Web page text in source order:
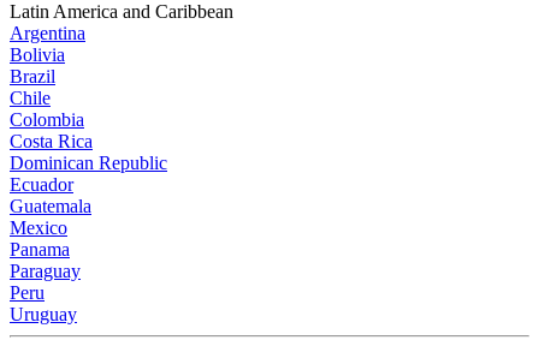
Latin America and Caribbean
Argentina
Bolivia
Brazil
Chile
Colombia
Costa Rica
Dominican Republic
Ecuador
Guatemala
Mexico
Panama
Paraguay
Peru
Uruguay